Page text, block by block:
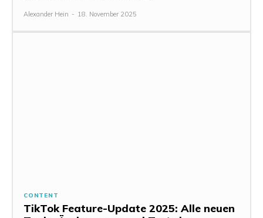
Alexander Hein - 18. November 2025
CONTENT
TikTok Feature-Update 2025: Alle neuen